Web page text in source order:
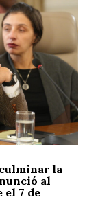
la
al
el 7 de